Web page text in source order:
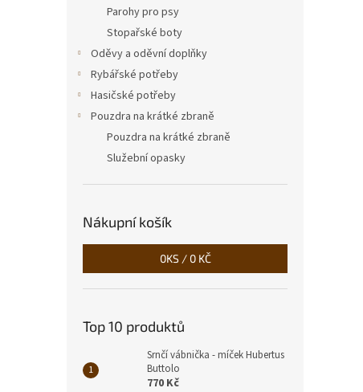
Parohy pro psy
Stopařské boty
Oděvy a oděvní doplňky
Rybářské potřeby
Hasičské potřeby
Pouzdra na krátké zbraně
Pouzdra na krátké zbraně
Služební opasky
Nákupní košík
0KS / 0 KČ
Top 10 produktů
Srnčí vábnička - míček Hubertus
Buttolo
770 Kč